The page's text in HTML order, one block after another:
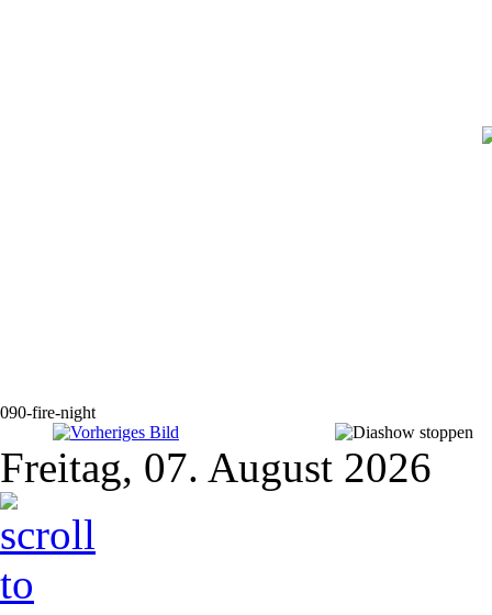
090-fire-night
Freitag, 07. August 2026